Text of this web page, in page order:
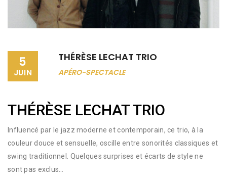
5
JUIN
THÉRÈSE LECHAT TRIO
APÉRO-SPECTACLE
THÉRÈSE LECHAT TRIO
Influencé par le jazz moderne et contemporain, ce trio, à la
couleur douce et sensuelle, oscille entre sonorités classiques et
swing traditionnel. Quelques surprises et écarts de style ne
sont pas exclus…